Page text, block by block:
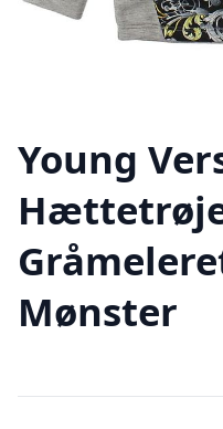
Young
Mønster